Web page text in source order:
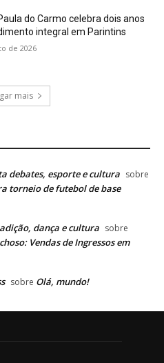
do Carmo celebra dois anos
integral em Parintins
de 2026
mais
debates, esporte e cultura sobre
torneio de futebol de base
dança e cultura sobre
Vendas de Ingressos em
sobre Olá, mundo!